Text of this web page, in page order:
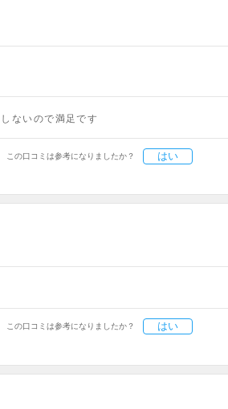
ないので満足です
この口コミは参考になりましたか？ はい
この口コミは参考になりましたか？ はい